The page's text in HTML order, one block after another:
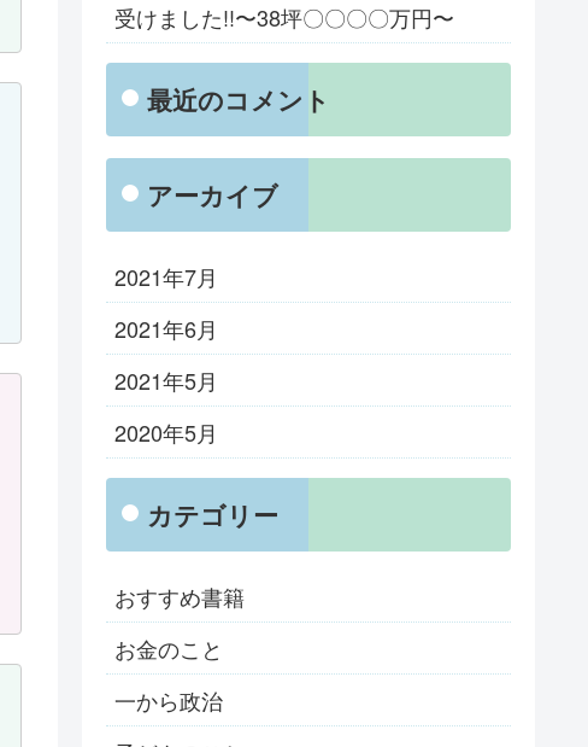
受けました!!〜38坪〇〇〇〇万円〜
最近のコメント
アーカイブ
2021年7月
2021年6月
2021年5月
2020年5月
カテゴリー
おすすめ書籍
お金のこと
一から政治